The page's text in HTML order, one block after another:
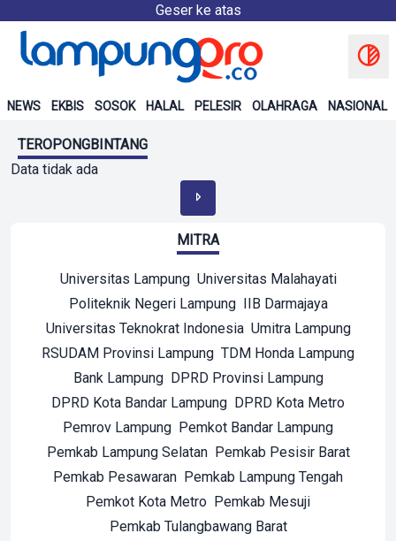
Geser ke atas
NEWS EKBIS SOSOK HALAL PELESIR OLAHRAGA NASIONAL
TEROPONGBINTANG
Data tidak ada
MITRA
Universitas Lampung Universitas Malahayati
Politeknik Negeri Lampung IIB Darmajaya
Universitas Teknokrat Indonesia Umitra Lampung
RSUDAM Provinsi Lampung TDM Honda Lampung
Bank Lampung DPRD Provinsi Lampung
DPRD Kota Bandar Lampung DPRD Kota Metro
Pemrov Lampung Pemkot Bandar Lampung
Pemkab Lampung Selatan Pemkab Pesisir Barat
Pemkab Pesawaran Pemkab Lampung Tengah
Pemkot Kota Metro Pemkab Mesuji
Pemkab Tulangbawang Barat